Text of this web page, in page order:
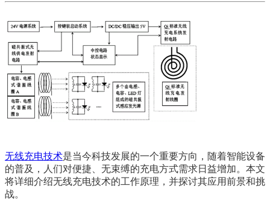
无线充电技术是当今科技发展的一个重要方向，随着智能设备
的普及，人们对便捷、无束缚的充电方式需求日益增加。本文
将详细介绍无线充电技术的工作原理，并探讨其应用前景和挑
战。